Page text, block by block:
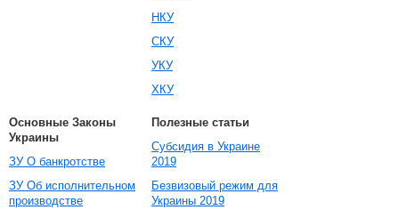
НКУ
СКУ
УКУ
ХКУ
Основные Законы
Украины
ЗУ О банкротстве
ЗУ Об исполнительном
производстве
Полезные статьи
Субсидия в Украине
2019
Безвизовый режим для
Украины 2019